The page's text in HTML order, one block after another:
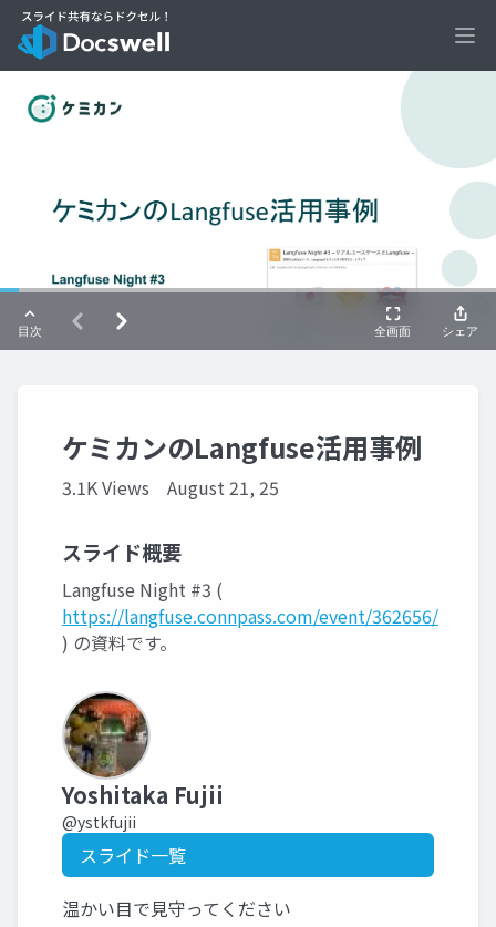
ケミカンのLangfuse活用事例
3.1K Views August 21, 25
スライド概要
Langfuse Night #3 (
https://langfuse.connpass.com/event/362656/
) の資料です。
Yoshitaka Fujii
@ystkfujii
スライド一覧
温かい目で見守ってください